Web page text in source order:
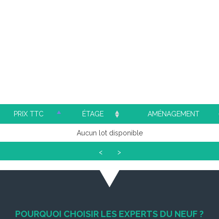
PRIX TTC ÉTAGE AMÉNAGEMENT
Aucun lot disponible
< >
POURQUOI CHOISIR LES EXPERTS DU NEUF ?